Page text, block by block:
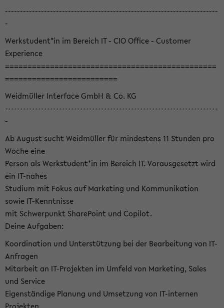
-----------------------------------------------------------------------
-
Werkstudent*in im Bereich IT - CIO Office - Customer
Experience
===============================================
=========================
Weidmüller Interface GmbH & Co. KG
-----------------------------------------------------------------------
-
Ab August sucht Weidmüller für mindestens 11 Stunden pro
Woche eine
Person als Werkstudent*in im Bereich IT. Vorausgesetzt wird
ein IT-nahes
Studium mit Fokus auf Marketing und Kommunikation
sowie IT-Kenntnisse
mit Schwerpunkt SharePoint und Copilot.
Deine Aufgaben:
Koordination und Unterstützung bei der Bearbeitung von IT-
Anfragen
Mitarbeit an IT-Projekten im Umfeld von Marketing, Sales
und Service
Eigenständige Planung und Umsetzung von IT-internen